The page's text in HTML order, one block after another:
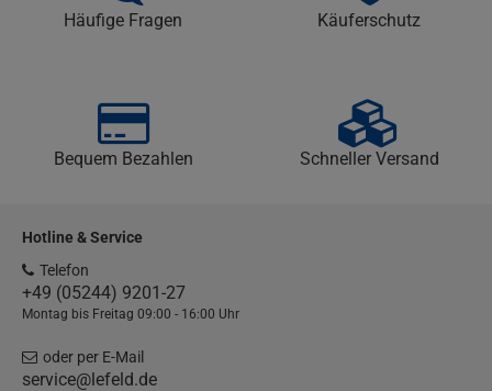
Häufige Fragen Käuferschutz
Bequem Bezahlen Schneller Versand
Hotline & Service
Telefon
+49 (05244) 9201-27
Montag bis Freitag 09:00 - 16:00 Uhr
oder per E-Mail
service@lefeld.de